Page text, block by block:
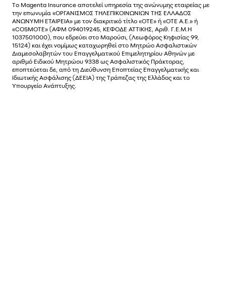
Το Magenta Insurance αποτελεί υπηρεσία της ανώνυµης εταιρείας µε
την επωνυµία «ΟΡΓΑΝΙΣΜΟΣ ΤΗΛΕΠΙΚΟΙΝΩΝΙΩΝ ΤΗΣ ΕΛΛΑΔΟΣ
ΑΝΩΝΥΜΗ ΕΤΑΙΡΕΙΑ» µε τον διακριτικό τίτλο «OTE» ή «ΟΤΕ Α.Ε.» ή
«COSMOTE» (ΑΦΜ 094019245, ΚΕΦΟΔΕ ΑΤΤΙΚΗΣ, Αριθ. Γ.Ε.Μ.Η
1037501000), που εδρεύει στο Μαρούσι, (Λεωφόρος Κηφισίας 99,
15124) και έχει νοµίµως καταχωρηθεί στο Μητρώο Ασφαλιστικών
Διαµεσολαβητών του Επαγγελµατικού Επιµελητηρίου Αθηνών µε
αριθµό Ειδικού Μητρώου 9338 ως Ασφαλιστικός Πράκτορας,
εποπτεύεται δε, από τη Διεύθυνση Εποπτείας Επαγγελματικής και
Ιδιωτικής Ασφάλισης (ΔΕΕΙΑ) της Τράπεζας της Ελλάδος και το
Υπουργείο Ανάπτυξης.